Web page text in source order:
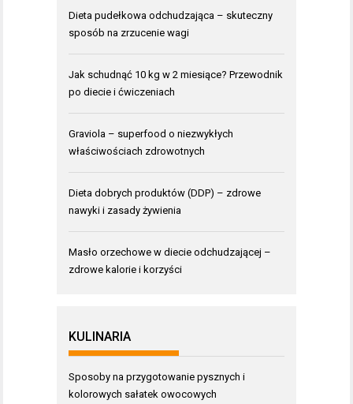
Dieta pudełkowa odchudzająca – skuteczny
sposób na zrzucenie wagi
Jak schudnąć 10 kg w 2 miesiące? Przewodnik
po diecie i ćwiczeniach
Graviola – superfood o niezwykłych
właściwościach zdrowotnych
Dieta dobrych produktów (DDP) – zdrowe
nawyki i zasady żywienia
Masło orzechowe w diecie odchudzającej –
zdrowe kalorie i korzyści
KULINARIA
Sposoby na przygotowanie pysznych i
kolorowych sałatek owocowych